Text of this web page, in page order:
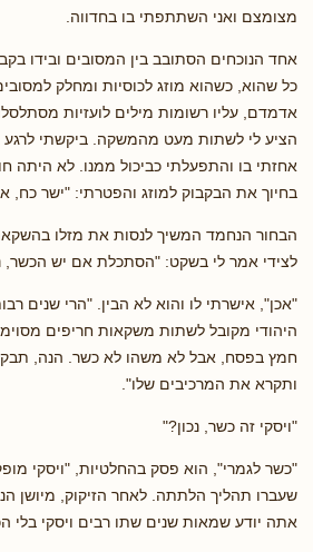
מצומצם ואני השתתפתי בו בחדווה.
אחד הנוכחים הסתובב בין המסובים ובידו
כל שהוא, כשהוא מוזג לכוסיות ומחלק
אדמדם, עליו רשומות מילים לועזיות
הציע לי לשתות מעט מהמשקה. ביקשתי לרגע
אחזתי בו והתפעלתי כביכול ממנו. לא היתה
בחיוך את הבקבוק למוזג והפטרתי: "ישר כח,
הבחור הנחמד המשיך לנסות את מזלו
לצידי אמר לי בשקט: "הסתכלת אם יש הכשר,
"אכן", אישרתי לו והוא לא הבין. "הרי שנים
היהודי מקובל לשתות משקאות חריפים
חמץ בפסח, אבל לא משהו לא כשר. הנה,
ותקרא את המרכיבים שלו".
"ויסקי זה כשר, נכון?"
"כשר לגמרי", הוא פסק בהחלטיות, "ויסקי
שעברו תהליך הלתתה. לאחר הזיקוק, מיושן
אתה יודע שמאות שנים שתו רבים ויסקי בלי